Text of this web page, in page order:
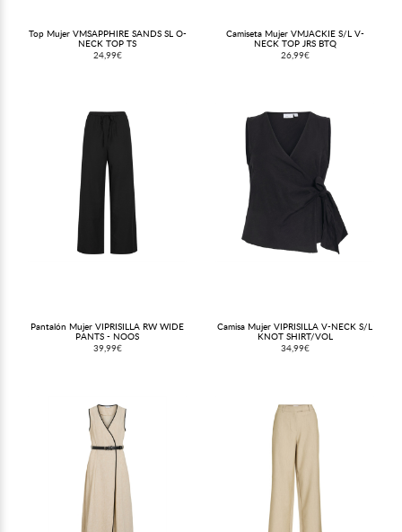
Top Mujer VMSAPPHIRE SANDS SL O-
NECK TOP TS
24,99€
Camiseta Mujer VMJACKIE S/L V-
NECK TOP JRS BTQ
26,99€
Pantalón Mujer VIPRISILLA RW WIDE
PANTS - NOOS
39,99€
Camisa Mujer VIPRISILLA V-NECK S/L
KNOT SHIRT/VOL
34,99€